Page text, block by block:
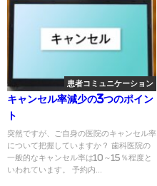
患者コミュニケーション
キャンセル率減少の3つのポイン
ト
突然ですが、ご自身の医院のキャンセル率
について把握していますか？ 歯科医院の
一般的なキャンセル率は10～15％程度と
いわれています。 予約内...